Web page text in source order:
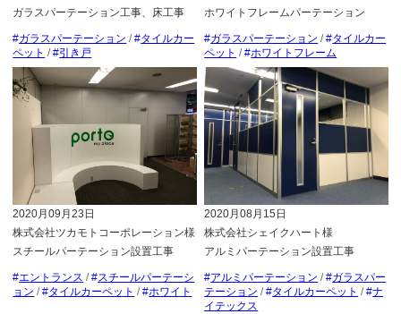
ガラスパーテーション工事、床工事
ガラスパーテーション / タイルカー
ペット / 引き戸
ホワイトフレームパーテーション
ガラスパーテーション / タイルカー
ペット / ホワイトフレーム
2020月09月23日
株式会社ツカモトコーポレーション様
スチールパーテーション設置工事
エントランス / スチールパーテーシ
ョン / タイルカーペット / ホワイト
2020月08月15日
株式会社シェイクハート様
アルミパーテーション設置工事
アルミパーテーション / ガラスパー
テーション / タイルカーペット / ナ
イテックス